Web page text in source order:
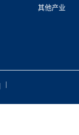
其他产业